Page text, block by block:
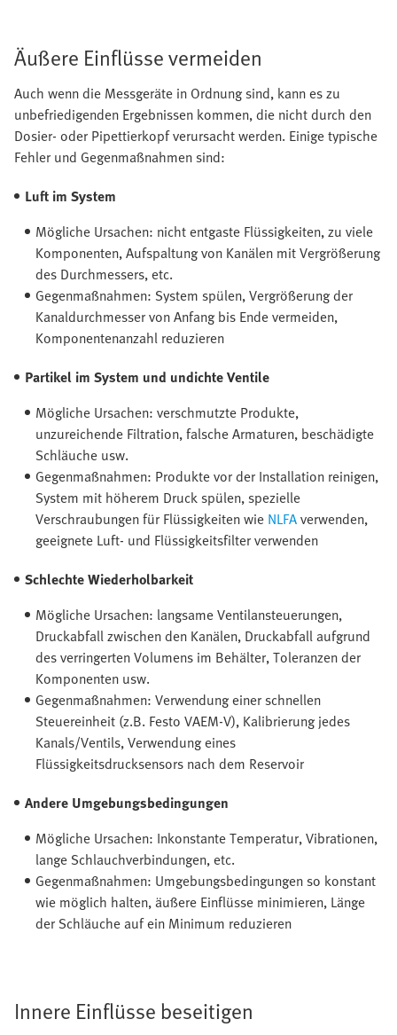
Äußere Einflüsse vermeiden
Auch wenn die Messgeräte in Ordnung sind, kann es zu
unbefriedigenden Ergebnissen kommen, die nicht durch den
Dosier- oder Pipettierkopf verursacht werden. Einige typische
Fehler und Gegenmaßnahmen sind:
Luft im System
Mögliche Ursachen: nicht entgaste Flüssigkeiten, zu viele
Komponenten, Aufspaltung von Kanälen mit Vergrößerung
des Durchmessers, etc.
Gegenmaßnahmen: System spülen, Vergrößerung der
Kanaldurchmesser von Anfang bis Ende vermeiden,
Komponentenanzahl reduzieren
Partikel im System und undichte Ventile
Mögliche Ursachen: verschmutzte Produkte,
unzureichende Filtration, falsche Armaturen, beschädigte
Schläuche usw.
Gegenmaßnahmen: Produkte vor der Installation reinigen,
System mit höherem Druck spülen, spezielle
Verschraubungen für Flüssigkeiten wie NLFAverwenden,
geeignete Luft- und Flüssigkeitsfilter verwenden
Schlechte Wiederholbarkeit
Mögliche Ursachen: langsame Ventilansteuerungen,
Druckabfall zwischen den Kanälen, Druckabfall aufgrund
des verringerten Volumens im Behälter, Toleranzen der
Komponenten usw.
Gegenmaßnahmen: Verwendung einer schnellen
Steuereinheit (z.B. Festo VAEM-V), Kalibrierung jedes
Kanals/Ventils, Verwendung eines
Flüssigkeitsdrucksensors nach dem Reservoir
Andere Umgebungsbedingungen
Mögliche Ursachen: Inkonstante Temperatur, Vibrationen,
lange Schlauchverbindungen, etc.
Gegenmaßnahmen: Umgebungsbedingungen so konstant
wie möglich halten, äußere Einflüsse minimieren, Länge
der Schläuche auf ein Minimum reduzieren
Innere Einflüsse beseitigen